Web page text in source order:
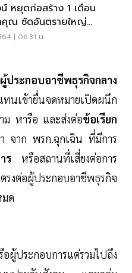
หยุดก่อสร้าง 1 เดือน
คุณ ซัดอันตรายใหญ่
| 06:31 น.
ประกอบอาชีพธุรกิจกลาง
นเข้ายื่นจดหมายเปิดผนึก
ม หารือ และส่งต่อข้อเรียก
จาก พรก.ฉุกเฉิน ที่มีการ
ร หรือสถานที่เสี่ยงต่อการ
รงต่อผู้ประกอบอาชีพธุรกิจ
ด
ผู้ประกอบการแต่รวมไปถึง